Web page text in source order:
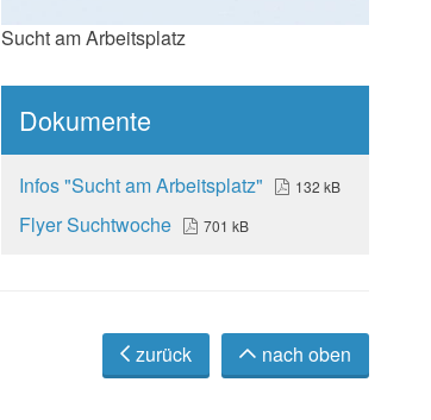
Sucht am Arbeitsplatz
Dokumente
Infos "Sucht am Arbeitsplatz" 132 kB
Flyer Suchtwoche 701 kB
nach oben
zurück